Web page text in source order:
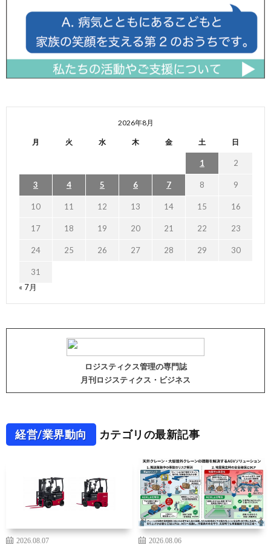
2026年8月
月 火 水 木 金 土 日
1 2
3 4 5 6 7 8 9
10 11 12 13 14 15 16
17 18 19 20 21 22 23
24 25 26 27 28 29 30
31
« 7月
ロジスティクス管理の専門誌
月刊ロジスティクス・ビジネス
経営/業界動向 カテゴリの最新記事
2026.08.07
2026.08.06